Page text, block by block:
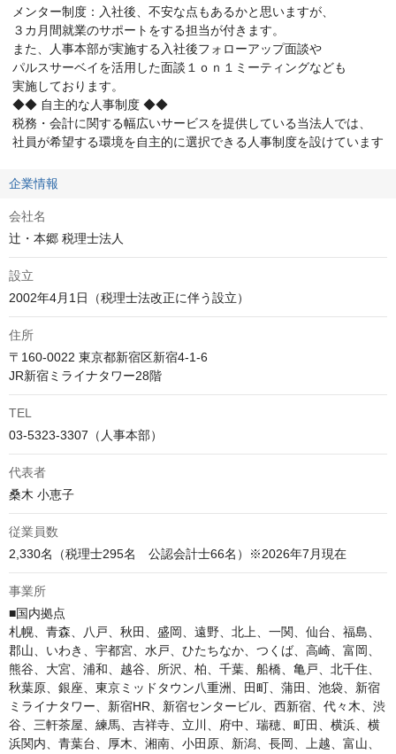
社員が希望する環境を自主的に選択できる人事制度を設けています
企業情報
会社名
辻・本郷 税理士法人
設立
2002年4月1日（税理士法改正に伴う設立）
住所
〒160-0022 東京都新宿区新宿4-1-6
JR新宿ミライナタワー28階
TEL
03-5323-3307（人事本部）
代表者
桑木 小恵子
従業員数
2,330名（税理士295名　公認会計士66名）※2026年7月現在
事業所
■国内拠点
札幌、青森、八戸、秋田、盛岡、遠野、北上、一関、仙台、福島、
郡山、いわき、宇都宮、水戸、ひたちなか、つくば、高崎、富岡、
熊谷、大宮、浦和、越谷、所沢、柏、千葉、船橋、亀戸、北千住、
秋葉原、銀座、東京ミッドタウン八重洲、田町、蒲田、池袋、新宿
ミライナタワー、新宿HR、新宿センタービル、西新宿、代々木、渋
谷、三軒茶屋、練馬、吉祥寺、立川、府中、瑞穂、町田、横浜、横
浜関内、青葉台、厚木、湘南、小田原、新潟、長岡、上越、富山、